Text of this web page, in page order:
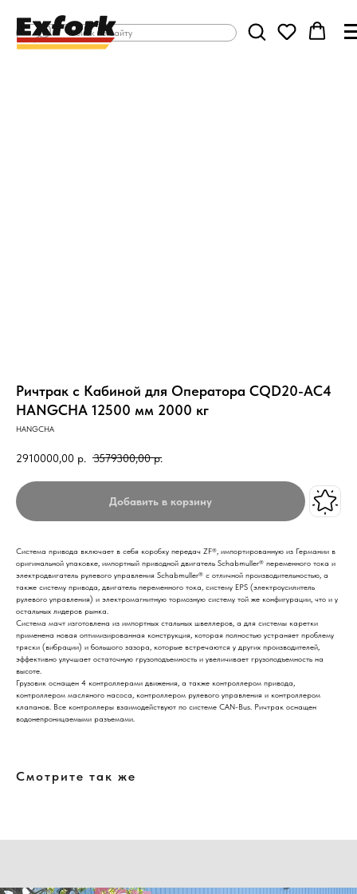
Ричтрак с Кабиной для Оператора CQD20-AC4
HANGCHA 12500 мм 2000 кг
HANGCHA
2910000,00 р. 3579300,00 р.
Добавить в корзину
Система привода включает в себя коробку передач ZF®, импортированную из Германии в
оригинальной упаковке, импортный приводной двигатель Schabmuller® переменного тока и
электродвигатель рулевого управления Schabmuller® с отличной производительностью, а
также систему привода, двигатель переменного тока, систему EPS (электроусилитель
рулевого управления) и электромагнитную тормозную систему той же конфигурации, что и у
остальных лидеров рынка.
Система мачт изготовлена из импортных стальных швеллеров, а для системы каретки
применена новая оптимизированная конструкция, которая полностью устраняет проблему
тряски (вибрации) и большого зазора, которые встречаются у других производителей,
эффективно улучшает остаточную грузоподъемность и увеличивает грузоподъемность на
высоте.
Грузовик оснащен 4 контроллерами движения, а также контроллером привода,
контроллером масляного насоса, контроллером рулевого управления и контроллером
клапанов. Все контроллеры взаимодействуют по системе CAN-Bus. Ричтрак оснащен
водонепроницаемыми разъемами.
Смотрите так же
Нужна консультация нашего